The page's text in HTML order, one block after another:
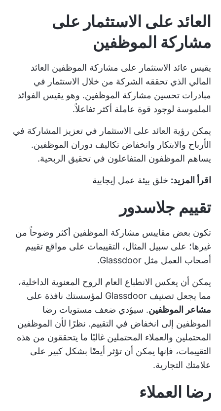
العائد على الاستثمار على
مشاركة الموظفين
يقيس عائد الاستثمار على مشاركة الموظفين العائد
المالي الذي تحققه الشركة من خلال الاستثمار في
مبادرات تحسين مشاركة الموظفين. وهو يقيس الفوائد
الملموسة لوجود قوة عاملة أكثر تفاعلاً.
يمكن رؤية العائد على الاستثمار في تعزيز المشاركة في
الأرباح والابتكار وانخفاض تكاليف دوران الموظفين.
يساهم الموظفون المتفاعلون في تحقيق الربحية.
اقرأ المزيد: خلق بيئة عمل إيجابية
تقييم جلاسدور
تكون بعض مقاييس مشاركة الموظفين أكثر وضوحاً من
غيرها؛ على سبيل المثال، التقييمات على مواقع تقييم
أصحاب العمل مثل Glassdoor.
يمكن أن يعكس الانطباع العام الروح المعنوية الداخلية،
مما يجعل تصنيف Glassdoor لمؤسستك نافذة على
مشاعر الموظفين. سيؤدي ضعف مستويات رضا
الموظفين إلى انخفاض في التقييم. نظرًا لأن الموظفين
المحتملين والعملاء المحتملين غالبًا ما يتحققون من هذه
التقييمات، فإنها يمكن أن تؤثر أيضًا بشكل كبير على
علامتك التجارية.
رضا العملاء